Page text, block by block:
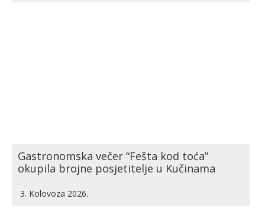
Gastronomska večer “Fešta kod toća”
okupila brojne posjetitelje u Kučinama
3. Kolovoza 2026.